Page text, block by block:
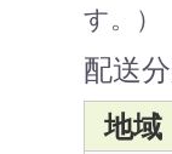
す。）
配送
地域